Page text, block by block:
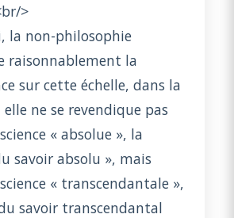
>
la non-philosophie
raisonnablement la
sur cette échelle, dans la
ne se revendique pas
« absolue », la
savoir absolu », mais
« transcendantale »,
savoir transcendantal